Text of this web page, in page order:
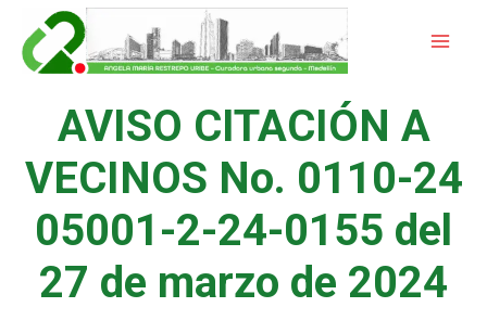
contenido
AVISO CITACIÓN A
VECINOS No. 0110-24
05001-2-24-0155 del
27 de marzo de 2024